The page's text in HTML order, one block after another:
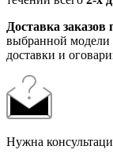
Доставка
выбранной модели
доставки и
Нужна